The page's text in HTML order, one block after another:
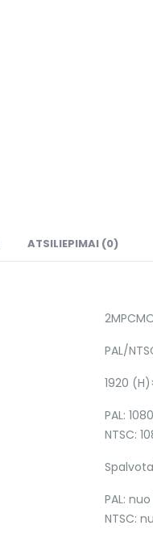
ATSILIEPIMAI (0)
PAL/
1920
PAL:
NTSC:
PAL:
NTSC: